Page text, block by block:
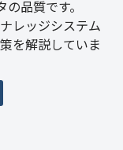
品質です。
レッジシステム
を解説していま